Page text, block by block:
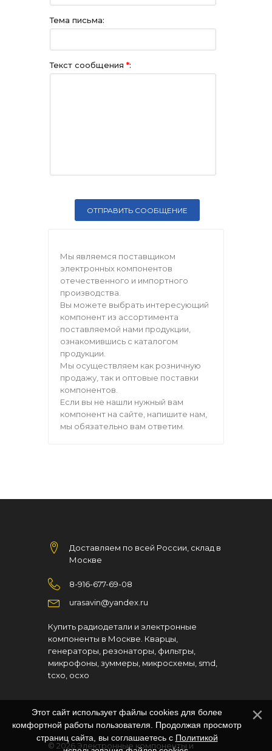
Тема письма:
Текст сообщения *:
Мы являемся поставщиком
электронных компонентов
отечественного и импортного
производства.
Вы можете выбрать интересующий
компонент из ассортимента
поставляемой нами продукции,
ознакомившись с каталогом
продукции.
Мы осуществляем как розничную
продажу, так и оптовые поставки
компонентов.
Если вы не нашли нужный вам
компонент на сайте, напишите нам,
мы обязательно вам ответим.
Доставляем по всей России, склад в
Москве
8-916-677-69-08
urasavin@yandex.ru
Купить радиодетали и электронные
компоненты в Москве. Кварцы,
генераторы, резонаторы, фильтры,
микрофоны, зуммеры, микросхемы, smd,
tcxo, ocxo
© 2026Электронные компоненты и
Этот сайт использует файлы cookies для более
комфортной работы пользователя. Продолжая просмотр
страниц сайта, вы соглашаетесь с Политикой